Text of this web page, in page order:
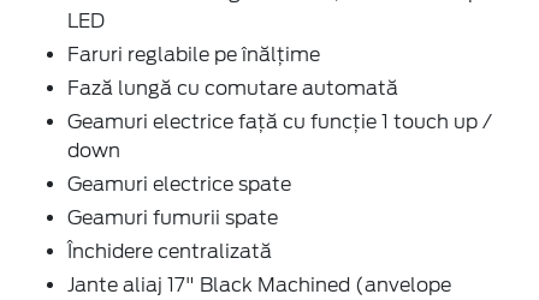
LED
Faruri reglabile pe înălțime
Fază lungă cu comutare automată
Geamuri electrice față cu funcție 1 touch up /
down
Geamuri electrice spate
Geamuri fumurii spate
Închidere centralizată
Jante aliaj 17" Black Machined (anvelope